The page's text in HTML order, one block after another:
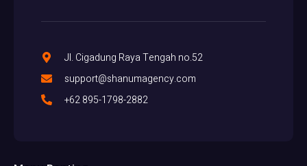
Jl. Cigadung Raya Tengah no.52
support@shanumagency.com
+62 895-1798-2882